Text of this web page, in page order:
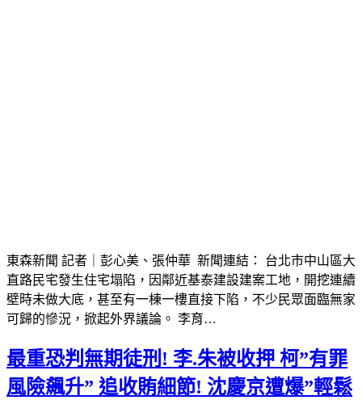
東森新聞 記者｜彭心美、張仲華 新聞連結： 台北市中山區大
直路民宅發生住宅塌陷，因鄰近基泰建設建案工地，開挖連續
壁時未做大底，甚至有一棟一樓直接下陷，不少民眾面臨無家
可歸的慘況，掀起外界議論。 李育…
最重恐判無期徒刑! 李.朱被收押 柯”有罪
風險飆升” 追收賄細節! 沈慶京遭爆”輕鬆